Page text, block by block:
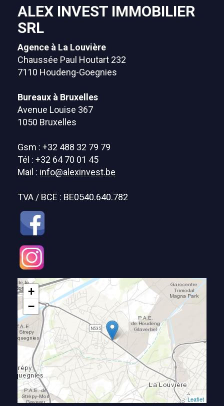
ALEX INVEST IMMOBILIER
SRL
Agence à La Louvière
Chaussée Paul Houtart 232
7110 Houdeng-Goegnies
Bureaux à Bruxelles
Avenue Louise 367
1050 Bruxelles
Gsm : +32 488 32 79 79
Tél : +32 64 70 01 45
Mail : info@alexinvest.be
TVA / BCE : BE0540.640.782
+
−
Leaflet